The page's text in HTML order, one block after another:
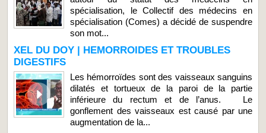
spécialisation, le Collectif des médecins en
spécialisation (Comes) a décidé de suspendre
son mot...
XEL DU DOY | HEMORROIDES ET TROUBLES
DIGESTIFS
Les hémorroïdes sont des vaisseaux sanguins
dilatés et tortueux de la paroi de la partie
inférieure du rectum et de l’anus. Le
gonflement des vaisseaux est causé par une
augmentation de la...